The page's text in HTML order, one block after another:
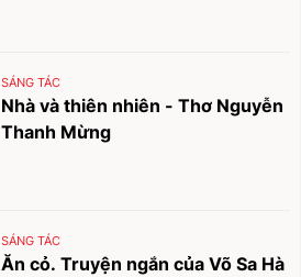
SÁNG TÁC
Nhà và thiên nhiên - Thơ Nguyễn
Thanh Mừng
SÁNG TÁC
Ăn cỏ. Truyện ngắn của Võ Sa Hà